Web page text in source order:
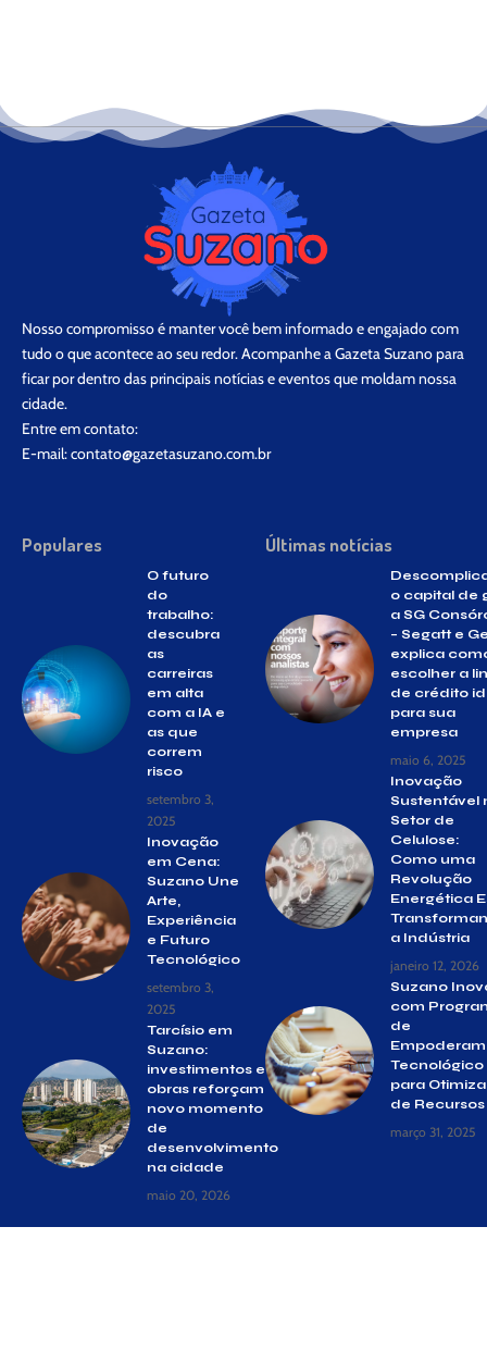
Nosso compromisso é manter você bem informado e engajado com
tudo o que acontece ao seu redor. Acompanhe a Gazeta Suzano para
ficar por dentro das principais notícias e eventos que moldam nossa
cidade.
Entre em contato:
E-mail:contato@gazetasuzano.com.br
Populares
O futuro
do
trabalho:
descubra
as
carreiras
em alta
com a IA e
as que
correm
risco
setembro 3,
2025
Inovação
em Cena:
Suzano Une
Arte,
Experiência
e Futuro
Tecnológico
setembro 3,
2025
Tarcísio em
Suzano:
investimentos e
obras reforçam
novo momento
de
desenvolvimento
na cidade
maio 20, 2026
Últimas notícias
o capital de
a SG
– Segatt e
explica
escolher a
de crédito
para sua
empresa
maio 6, 2025
Inovação
Sustentável
Setor de
Celulose:
Como uma
Revolução
Energética
a Indústria
janeiro 12, 2026
Suzano
com
de
Tecnológico
para
de Recursos
março 31, 2025